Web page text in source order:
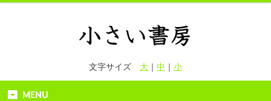
文字サイズ 大｜ 中 ｜ 小
MENU